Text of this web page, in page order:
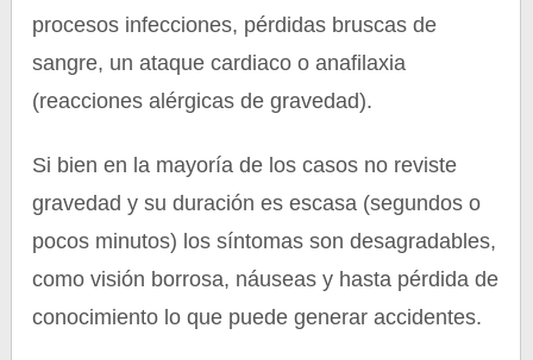
procesos infecciones, pérdidas bruscas de
sangre, un ataque cardiaco o anafilaxia
(reacciones alérgicas de gravedad).
Si bien en la mayoría de los casos no reviste
gravedad y su duración es escasa (segundos o
pocos minutos) los síntomas son desagradables,
como visión borrosa, náuseas y hasta pérdida de
conocimiento lo que puede generar accidentes.